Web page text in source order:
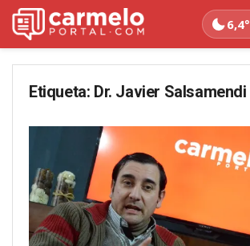
6,4°
Etiqueta: Dr. Javier Salsamendi